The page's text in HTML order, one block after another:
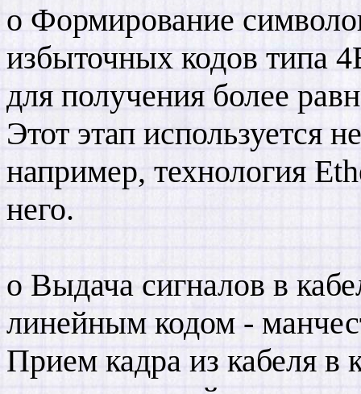
o Формирование
избыточных кодов типа
для получения более
Этот этап используется
например, технология
него.
o Выдача сигналов в
линейным кодом -
Прием кадра из кабеля в